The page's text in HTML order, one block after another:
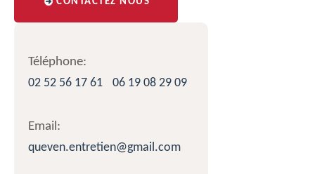
Téléphone:
02 52 56 17 61
06 19 08 29 09
Email:
queven.entretien@gmail.com